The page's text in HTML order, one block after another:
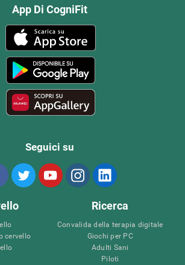
App Di CogniFit
Seguici su
cervello
Ricerca
Convalida della terapia digitale
Giochi per PC
Adulti Sani
Piloti